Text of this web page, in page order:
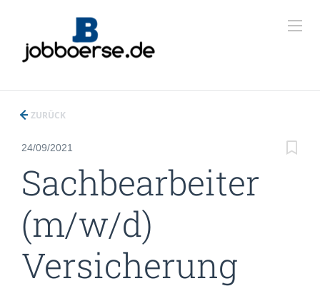
ZURÜCK
24/09/2021
Sachbearbeiter
(m/w/d)
Versicherung